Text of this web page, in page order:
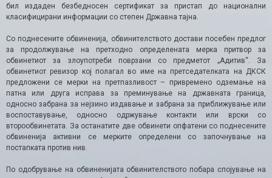
бил издаден безбедносен сертификат за пристап до национални
класифицирани информации со степен Државна тајна.
Со поднесените обвиненија, обвинителството достави посебен предлог
за продолжување на претходно определената мерка притвор за
обвинетиот за злоупотреби поврзани со предметот „Адитив“. За
обвинетиот ревизор кој полагал во име на претседателката на ДКСК
предложени се мерки на претпазливост – привремено одземање на
патна или друга исправа за преминување на државната граница,
односно забрана за нејзино издавање и забрана за приближување или
воспоставување, односно одржување контакти или врски со
второобвинетата. За останатите две обвинети опфатени со поднесените
обвиненија активни се мерките определени со започнување на
постапката против нив.
По одобрување на обвиненијата обвинителството побара спојување на